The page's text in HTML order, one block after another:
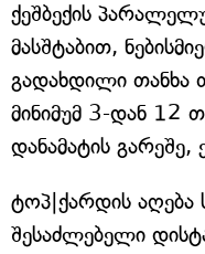
ქეშბექის
მასშტაბით,
გადახდილი თანხა
მინიმუმ 3-დან 12
დანამატის
ტოპ|ქარდის
შესაძლებელი